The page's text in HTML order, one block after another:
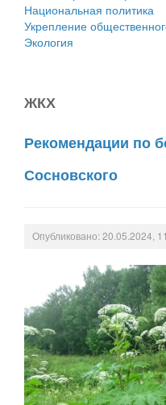
Национальная политика
Укрепление
Экология
ЖКХ
Рекомендации по
Сосновского
Опубликовано: 20.05.2024,